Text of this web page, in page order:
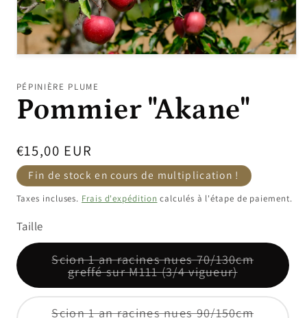
1
dans
une
fenêtre
PÉPINIÈRE PLUME
Pommier "Akane"
Prix
promotionnel
€15,00 EUR
Fin de stock en cours de multiplication !
Taxes incluses. Frais d'expédition calculés à l'étape de paiement.
Taille
Scion 1 an racines nues 70/130cm
greffé sur M111 (3/4 vigueur)Variante
épuisée
ou
Scion 1 an racines nues 90/150cm